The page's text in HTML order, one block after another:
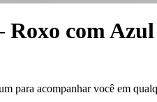
Roxo com Azul
para acompanhar você em